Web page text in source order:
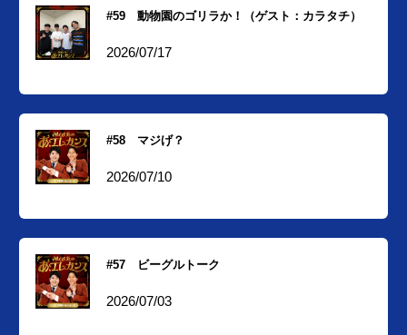
#59 動物園のゴリラか！（ゲスト：カラタチ）
2026/07/17
#58 マジげ？
2026/07/10
#57 ビーグルトーク
2026/07/03